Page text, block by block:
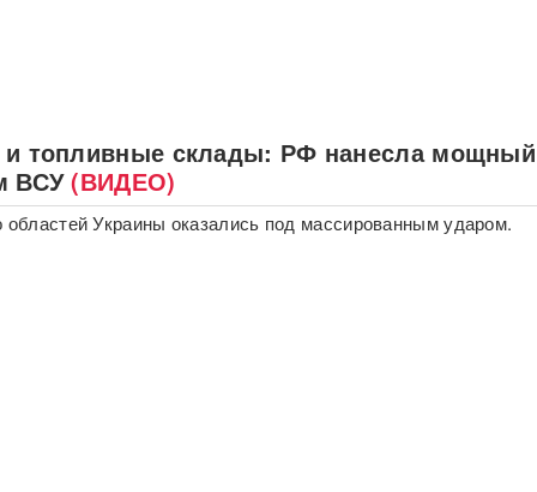
топливные склады: РФ нанесла
ВСУ(ВИДЕО)
областей Украины оказались под массированным ударом.